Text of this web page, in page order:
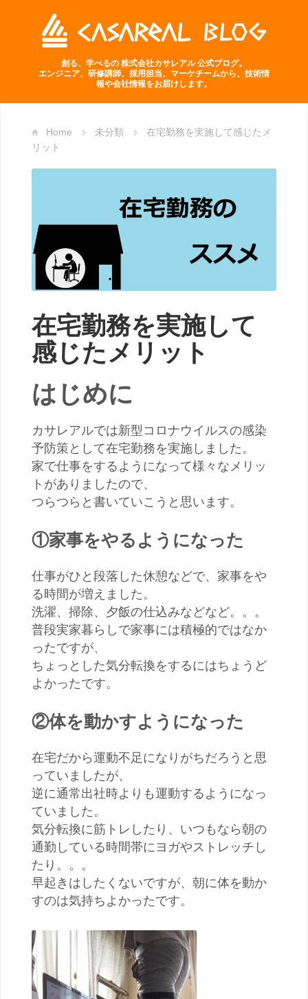
創る、学べるの 株式会社カサレアル 公式ブログ。
エンジニア、研修講師、採用担当、マーケチームから、技術情
報や会社情報をお届けします。
Home 未分類
在宅勤務を実施して感じたメ
リット
在宅勤務を実施して
感じたメリット
はじめに
カサレアルでは新型コロナウイルスの感染
予防策として在宅勤務を実施しました。
家で仕事をするようになって様々なメリッ
トがありましたので、
つらつらと書いていこうと思います。
①家事をやるようになった
仕事がひと段落した休憩などで、家事をや
る時間が増えました。
洗濯、掃除、夕飯の仕込みなどなど。。。
普段実家暮らしで家事には積極的ではなか
ったですが、
ちょっとした気分転換をするにはちょうど
よかったです。
②体を動かすようになった
在宅だから運動不足になりがちだろうと思
っていましたが、
逆に通常出社時よりも運動するようになっ
ていました。
気分転換に筋トレしたり、いつもなら朝の
通勤している時間帯にヨガやストレッチし
たり。。。
早起きはしたくないですが、朝に体を動か
すのは気持ちよかったです。